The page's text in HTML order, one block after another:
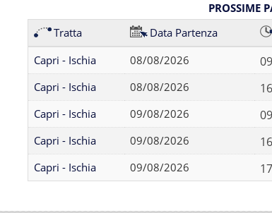
PROSSIME
Tratta
Data Partenza
Capri - Ischia
08/08/2026
Capri - Ischia
08/08/2026
Capri - Ischia
09/08/2026
Capri - Ischia
09/08/2026
Capri - Ischia
09/08/2026